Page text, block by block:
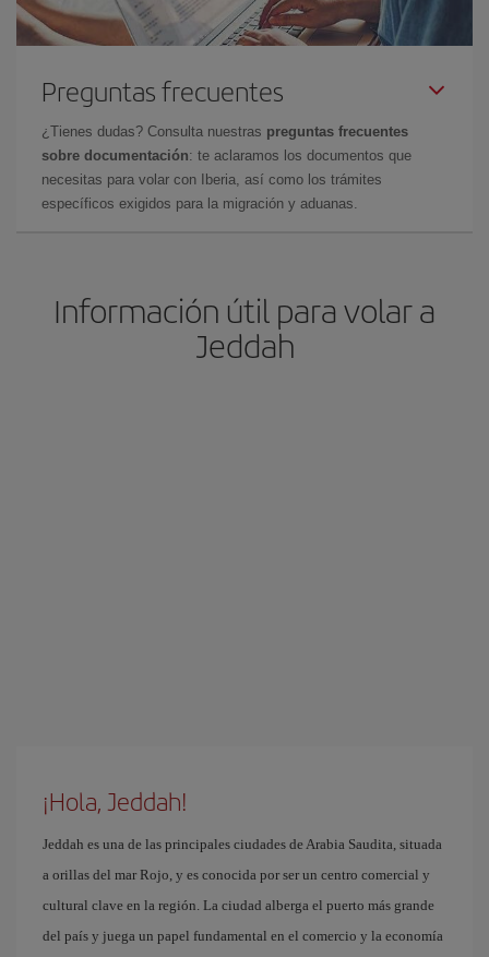
Preguntas frecuentes
¿Tienes dudas? Consulta nuestras preguntas frecuentes
sobre documentación: te aclaramos los documentos que
necesitas para volar con Iberia, así como los trámites
específicos exigidos para la migración y aduanas.
Información útil para volar a
Jeddah
¡Hola, Jeddah!
Jeddah es una de las principales ciudades de Arabia Saudita, situada
a orillas del mar Rojo, y es conocida por ser un centro comercial y
cultural clave en la región. La ciudad alberga el puerto más grande
del país y juega un papel fundamental en el comercio y la economía